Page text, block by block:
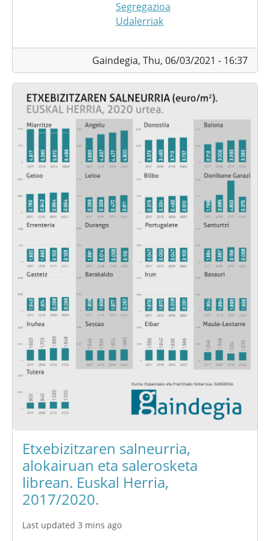
Segregazioa
Udalerriak
Gaindegia, Thu, 06/03/2021 - 16:37
Etxebizitzaren salneurria,
alokairuan eta salerosketa
librean. Euskal Herria,
2017/2020.
Last updated 3 mins ago